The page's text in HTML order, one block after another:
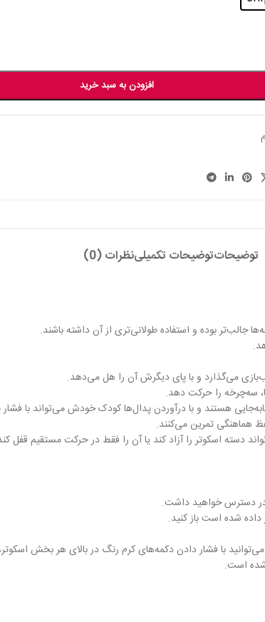
افزودن به سبد خرید
توضیحاتتوضیحات تکمیلینظرات (0)
می‌گذارد و با پای دیگرش آن را هل می‌دهد.
سه‌چرخه را حرکت دهد.
هستند و با درآوردن پدال‌ها کودک خودش می‌تواند با
هماهنگی تمرین می‌کنند.
در دسترس خواهید داشت.
شده است باز کنید.
با فشار دادن دکمه‌های کرم رنگ در بالای هر بخش اسکوتر،
شده است.